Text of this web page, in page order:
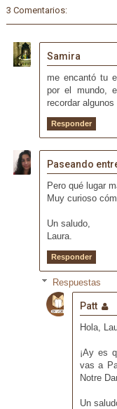
3 Comentarios:
Samira
me encantó tu
por el mundo,
recordar
Responder
Paseando
Pero qué lugar
Muy curioso
Un saludo,
Laura.
Responder
Respuestas
Patt
Hola,
¡Ay es
vas a
Notre
Un